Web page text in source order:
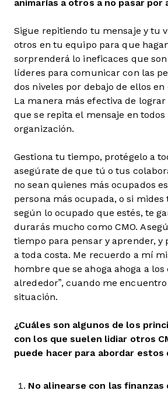
animarías a otros a no pasar por
Sigue repitiendo tu mensaje y tu
otros en tu equipo para que
sorprenderá lo ineficaces que
líderes para comunicar con las
dos niveles por debajo de ellos
La manera más efectiva de
que se repita el mensaje en todos
organización.
Gestiona tu tiempo, protégelo a
asegúrate de que tú o tus
no sean quienes más ocupados
persona más ocupada, o si mides
según lo ocupado que estés, te
durarás mucho como CMO.
tiempo para pensar y aprender, y
a toda costa. Me recuerdo a mí
hombre que se ahoga ahoga a los
alrededor”, cuando me encuentro
situación.
¿Cuáles son algunos de los
con los que suelen lidiar otros
puede hacer para abordar estos
No alinearse con las finanzas